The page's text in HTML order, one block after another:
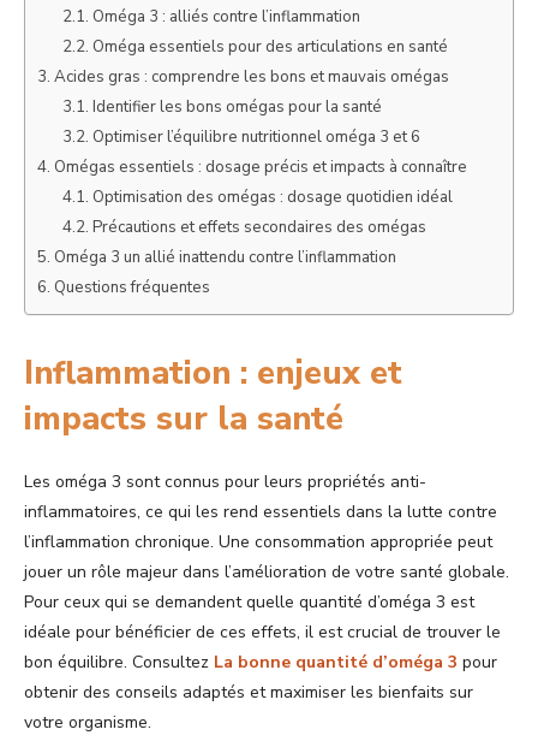
Oméga 3 : alliés contre l’inflammation
Oméga essentiels pour des articulations en santé
Acides gras : comprendre les bons et mauvais omégas
Identifier les bons omégas pour la santé
Optimiser l’équilibre nutritionnel oméga 3 et 6
Omégas essentiels : dosage précis et impacts à connaître
Optimisation des omégas : dosage quotidien idéal
Précautions et effets secondaires des omégas
Oméga 3 un allié inattendu contre l’inflammation
Questions fréquentes
Inflammation : enjeux et
impacts sur la santé
Les oméga 3 sont connus pour leurs propriétés anti-
inflammatoires, ce qui les rend essentiels dans la lutte contre
l’inflammation chronique. Une consommation appropriée peut
jouer un rôle majeur dans l’amélioration de votre santé globale.
Pour ceux qui se demandent quelle quantité d’oméga 3 est
idéale pour bénéficier de ces effets, il est crucial de trouver le
bon équilibre. Consultez La bonne quantité d’oméga 3 pour
obtenir des conseils adaptés et maximiser les bienfaits sur
votre organisme.